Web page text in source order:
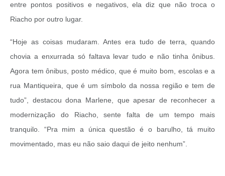
entre pontos positivos e negativos, ela diz que não troca o
Riacho por outro lugar.
“Hoje as coisas mudaram. Antes era tudo de terra, quando
chovia a enxurrada só faltava levar tudo e não tinha ônibus.
Agora tem ônibus, posto médico, que é muito bom, escolas e a
rua Mantiqueira, que é um símbolo da nossa região e tem de
tudo”, destacou dona Marlene, que apesar de reconhecer a
modernização do Riacho, sente falta de um tempo mais
tranquilo. “Pra mim a única questão é o barulho, tá muito
movimentado, mas eu não saio daqui de jeito nenhum”.